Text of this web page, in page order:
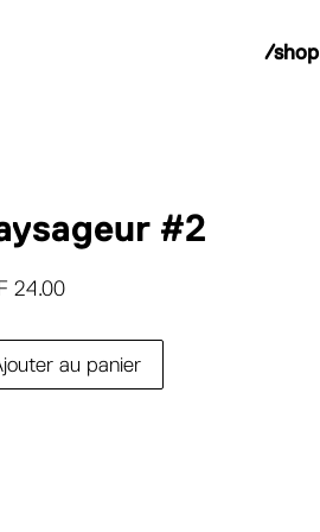
/shop
#2
24.00
au panier